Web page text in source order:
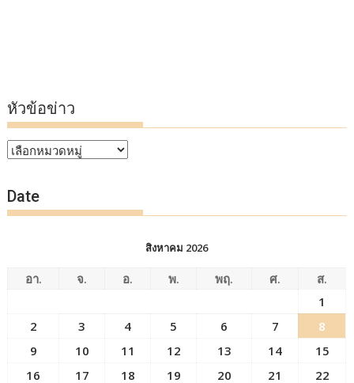
หัวข้อข่าว
หัวข้อ
Date
สิงหาคม 2026
อา. จ. อ. พ. พฤ. ศ.
ส.
1
2
3 4 5 6 7
8
9
10 11 12 13 14
15
16
17 18 19 20 21
22